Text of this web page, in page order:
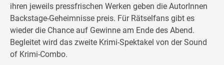
ihren jeweils pressfrischen Werken geben die AutorInnen
Backstage-Geheimnisse preis. Für Rätselfans gibt es
wieder die Chance auf Gewinne am Ende des Abend.
Begleitet wird das zweite Krimi-Spektakel von der Sound
of Krimi-Combo.